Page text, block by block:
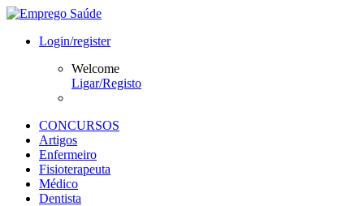
Login/register
Welcome
Ligar/Registo
CONCURSOS
Artigos
Enfermeiro
Fisioterapeuta
Médico
Dentista